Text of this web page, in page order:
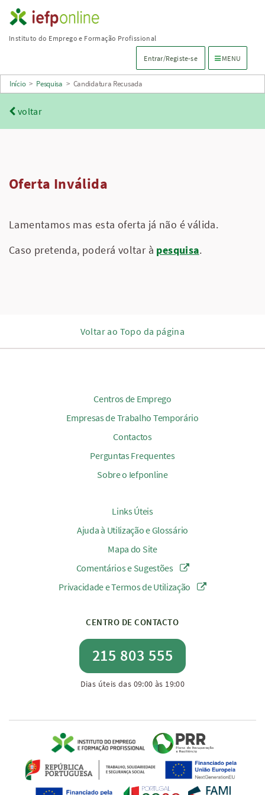
Saltar
para
principal
Instituto do Emprego e Formação Profissional
Entrar/Registe-se Menu de
MENU
Início > Pesquisa > Candidatura Recusada
voltar
Oferta Inválida
Lamentamos mas esta oferta já não é válida.
Caso pretenda, poderá voltar à pesquisa.
Voltar ao Topo da página
Centros de Emprego
Empresas de Trabalho Temporário
Contactos
Perguntas Frequentes
Sobre o Iefponline
Links Úteis
Ajuda à Utilização e Glossário
Mapa do Site
Comentários e Sugestões
Privacidade e Termos de Utilização
CENTRO DE CONTACTO
215 803 555
Dias úteis das 09:00 às 19:00